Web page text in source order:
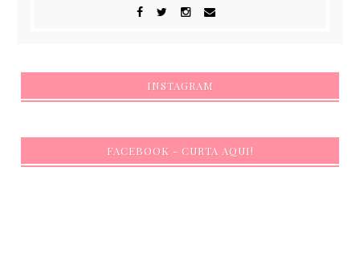
INSTAGRAM
FACEBOOK - CURTA AQUI!